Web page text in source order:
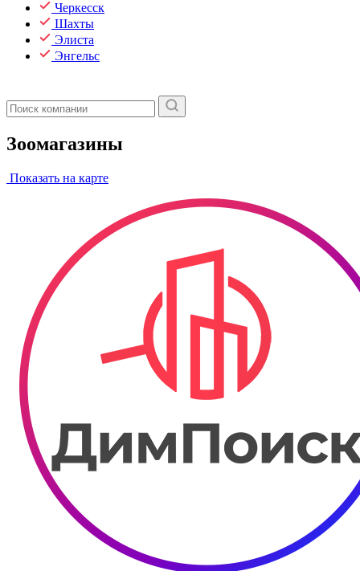
Черкесск
Шахты
Элиста
Энгельс
Зоомагазины
Показать на карте